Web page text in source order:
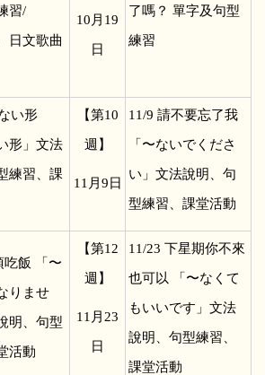
習/
日文歌曲
10 月19
日
了嗎？ 單字及句型
練習
い形
形」文法
練習、課
【第10
週】
11 月9日
11/9 請不要忘了我
「〜ないでくださ
い」文法說明、句
型練習、課堂活動
吃飯 「〜
りませ
明、句型
活動
【第12
週】
11 月23
日
11/23 下星期你不來
也可以 「〜なくて
もいいです」文法
說明、句型練習、
課堂活動